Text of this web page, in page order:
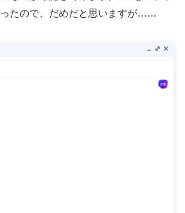
ったので、だめだと思いますが……